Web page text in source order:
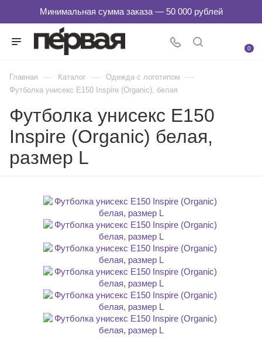
0
Главная — Каталог — Одежда с логотипом —
Футболка унисекс E150 Inspire (Organic), белая
Футболка унисекс E150
Inspire (Organic) белая,
размер L